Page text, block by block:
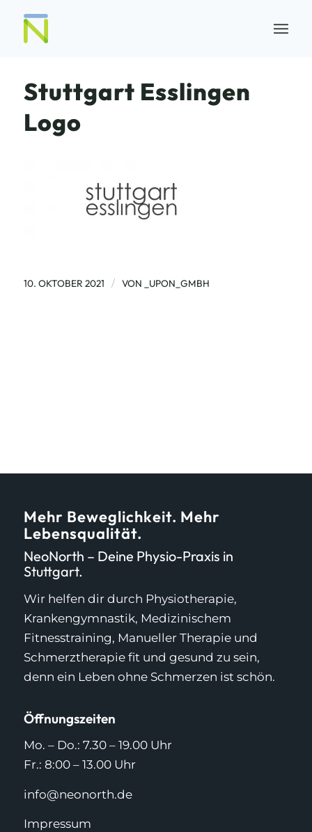
Stuttgart Esslingen
Logo
10. OKTOBER 2021 / VON _UPON_GMBH
Mehr Beweglichkeit. Mehr
Lebensqualität.
NeoNorth – Deine Physio-Praxis in
Stuttgart.
Wir helfen dir durch Physiotherapie,
Krankengymnastik, Medizinischem
Fitnesstraining, Manueller Therapie und
Schmerztherapie fit und gesund zu sein,
denn ein Leben ohne Schmerzen ist schön.
Öffnungszeiten
Mo. – Do.: 7.30 – 19.00 Uhr
Fr.: 8:00 – 13.00 Uhr
info@neonorth.de
Impressum